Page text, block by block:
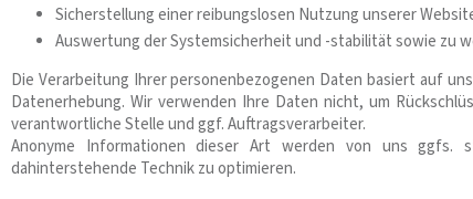
Sicherstellung einer reibungslosen Nutzung unserer
Auswertung der Systemsicherheit und -stabilität sowie zu
Die Verarbeitung Ihrer personenbezogenen Daten basiert auf
Datenerhebung. Wir verwenden Ihre Daten nicht, um
verantwortliche Stelle und ggf. Auftragsverarbeiter.
Anonyme Informationen dieser Art werden von uns
dahinterstehende Technik zu optimieren.